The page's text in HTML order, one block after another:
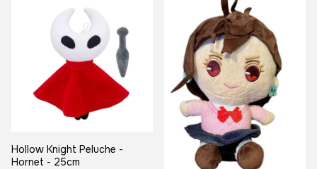
Hollow Knight Peluche -
Hornet - 25cm